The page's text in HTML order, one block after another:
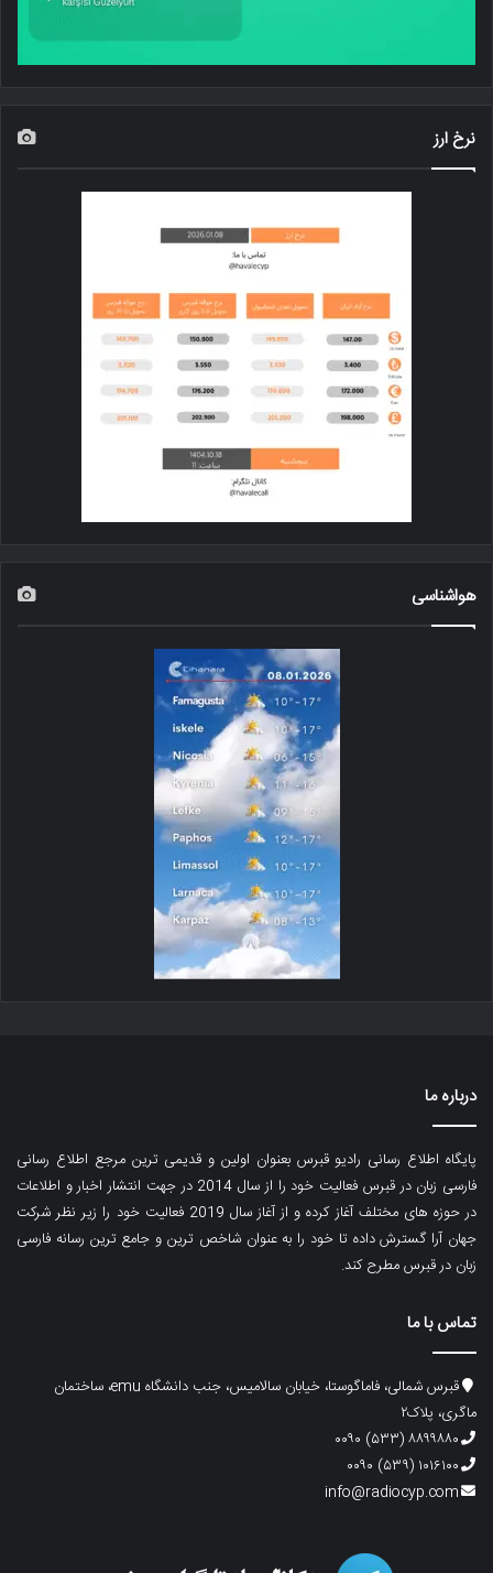
نرخ ارز
هواشناسی
درباره ما
پایگاه اطلاع رسانی رادیو قبرس بعنوان اولین و قدیمی ترین مرجع اطلاع رسانی
فارسی زبان در قبرس فعالیت خود را از سال 2014 در جهت انتشار اخبار و اطلاعات
در حوزه های مختلف آغاز کرده و از آغاز سال 2019 فعالیت خود را زیر نظر شرکت
جهان آرا گسترش داده تا خود را به عنوان شاخص ترین و جامع ترین رسانه فارسی
زبان در قبرس مطرح کند.
تماس با ما
قبرس شمالی، فاماگوستا، خیابان سالامیس، جنب دانشگاه emu، ساختمان
ماگری، پلاک۲
۸۸۹۹۸۸۰ (۵۳۳) ۰۰۹۰
۱۰۱۶۱۰۰ (۵۳۹) ۰۰۹۰
info@radiocyp.com